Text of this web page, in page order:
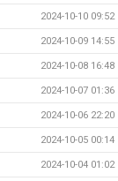
2024-10-10 09:52
2024-10-09 14:55
2024-10-08 16:48
2024-10-07 01:36
2024-10-06 22:20
2024-10-05 00:14
2024-10-04 01:02